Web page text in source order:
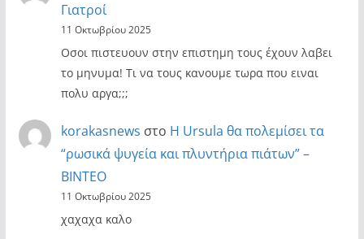
Γιατροί
11 Οκτωβρίου 2025
Οσοι πιστευουν στην επιστημη τους έχουν λαβει
το μηνυμα! Τι να τους κανουμε τωρα που ειναι
πολυ αργα;;;
korakasnews στο Η Ursula θα πολεμίσει τα
“ρωσικά ψυγεία και πλυντήρια πιάτων” –
ΒΙΝΤΕΟ
11 Οκτωβρίου 2025
χαχαχα καλο